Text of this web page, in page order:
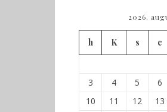
2026.
h K s c
3
4 5 6
10
11 12 13